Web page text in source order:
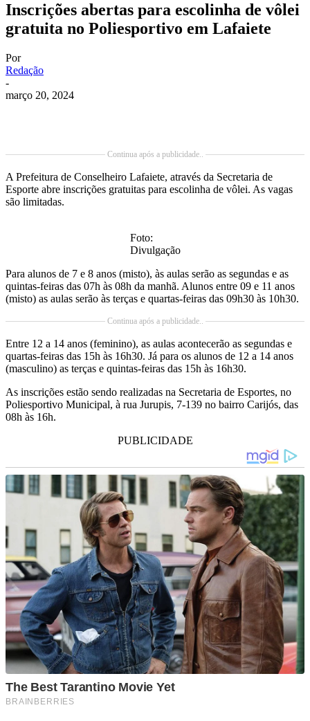
Inscrições abertas para escolinha de vôlei
gratuita no Poliesportivo em Lafaiete
Por
Redação
-
março 20, 2024
Continua após a publicidade..
A Prefeitura de Conselheiro Lafaiete, através da Secretaria de
Esporte abre inscrições gratuitas para escolinha de vôlei. As vagas
são limitadas.
Foto:
Divulgação
Para alunos de 7 e 8 anos (misto), às aulas serão as segundas e as
quintas-feiras das 07h às 08h da manhã. Alunos entre 09 e 11 anos
(misto) as aulas serão às terças e quartas-feiras das 09h30 às 10h30.
Continua após a publicidade..
Entre 12 a 14 anos (feminino), as aulas acontecerão as segundas e
quartas-feiras das 15h às 16h30. Já para os alunos de 12 a 14 anos
(masculino) as terças e quintas-feiras das 15h às 16h30.
As inscrições estão sendo realizadas na Secretaria de Esportes, no
Poliesportivo Municipal, à rua Jurupis, 7-139 no bairro Carijós, das
08h às 16h.
PUBLICIDADE